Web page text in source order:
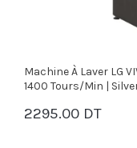
Machine À Laver LG
1400 Tours/min |
2295.00 DT
PANIER